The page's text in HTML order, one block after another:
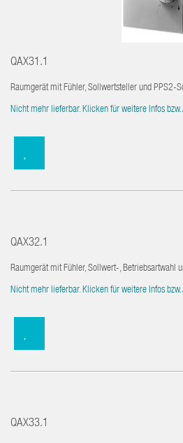
QAX31.1
Raumgerät mit Fühler, Sollwertsteller und PPS2-
Nicht mehr lieferbar. Klicken für weitere Infos bzw.
QAX32.1
Raumgerät mit Fühler, Sollwert-, Betriebsartwahl
Nicht mehr lieferbar. Klicken für weitere Infos bzw.
QAX33.1